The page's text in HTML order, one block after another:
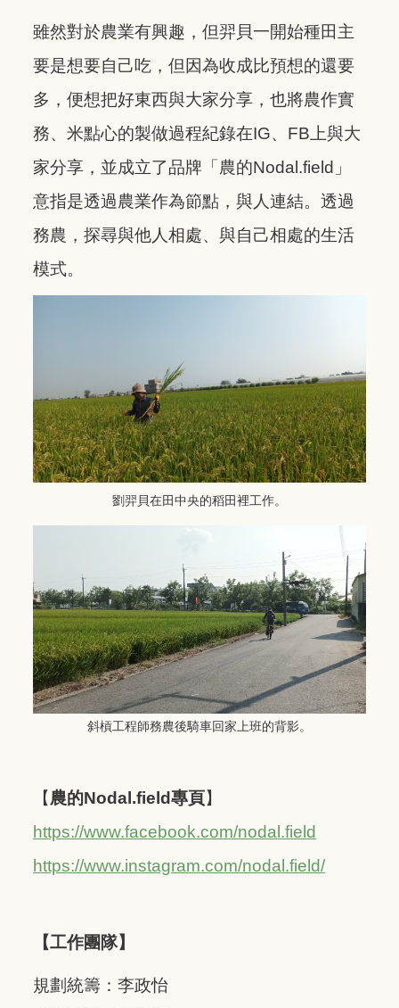
雖然對於農業有興趣，但羿貝一開始種田主
要是想要自己吃，但因為收成比預想的還要
多，便想把好東西與大家分享，也將農作實
務、米點心的製做過程紀錄在IG、FB上與大
家分享，並成立了品牌「農的Nodal.field」
意指是透過農業作為節點，與人連結。透過
務農，探尋與他人相處、與自己相處的生活
模式。
劉羿貝在田中央的稻田裡工作。
斜槓工程師務農後騎車回家上班的背影。
【農的Nodal.field專頁】
https://www.facebook.com/nodal.field
https://www.instagram.com/nodal.field/
【工作團隊】
規劃統籌：李政怡